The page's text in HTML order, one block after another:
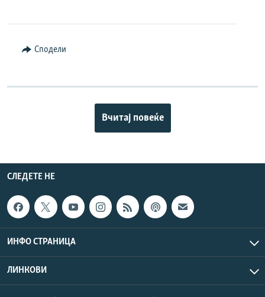
Сподели
Вчитај повеќе
СЛЕДЕТЕ НЕ
ИНФО СТРАНИЦА
ЛИНКОВИ